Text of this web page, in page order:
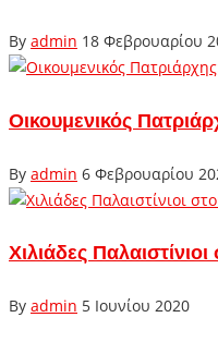
By admin 18 Φεβρουαρίου
Οικουμενικός
By admin 6 Φεβρουαρίου
Χιλιάδες
By admin 5 Ιουνίου 2020